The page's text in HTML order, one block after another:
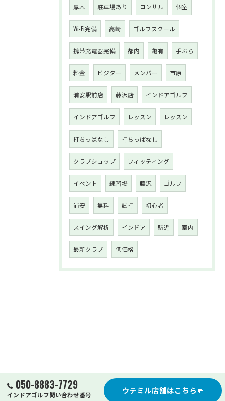
厚木 駐車場あり コンサル 個室
Wi-Fi完備 高崎 ゴルフスクール
携帯充電器完備 都内 亀有 手ぶら
料金 ビジター メンバー 市原
浦安駅前店 藤沢店 インドアゴルフ
インドアゴルフ レッスン レッスン
打ちっぱなし 打ちっぱなし
クラブショップ フィッティング
イベント 練習場 藤沢 ゴルフ
浦安 無料 試打 初心者
スイング解析 インドア 駅近 室内
最新クラブ 低価格
050-8883-7729
インドアゴルフ問い合わせ番号 ウテミル店舗はこちら